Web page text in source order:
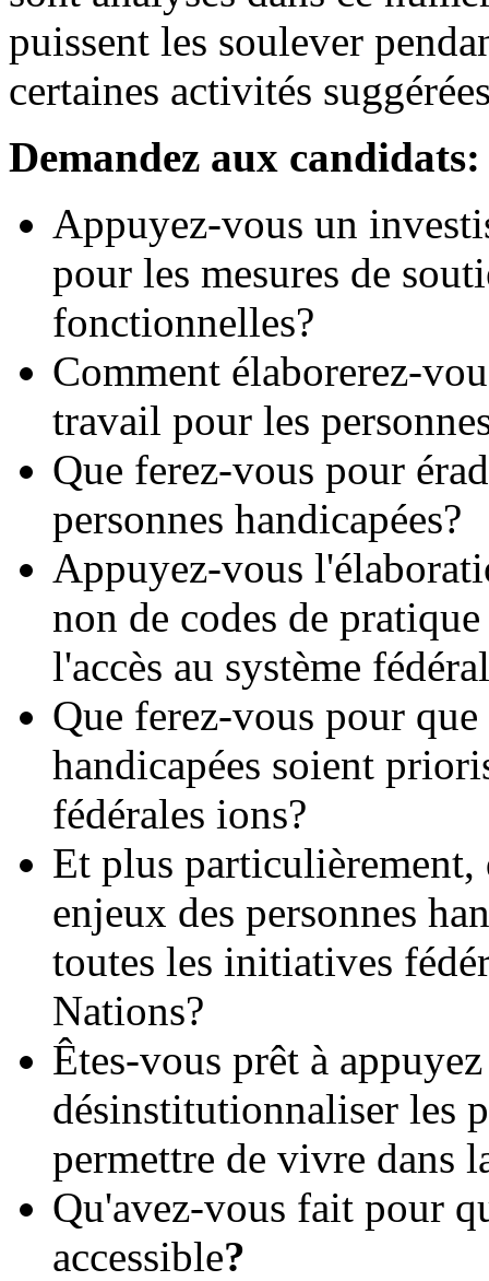
puissent les soulever
certaines activités
Demandez aux candidats:
Appuyez-vous un
pour les mesures de
fonctionnelles?
Comment élaborerez-
travail pour les
Que ferez-vous pour
personnes handicapées?
Appuyez-vous
non de codes de
l'accès au système
Que ferez-vous pour
handicapées soient
fédérales ions?
Et plus particulièrement,
enjeux des personnes
toutes les initiatives
Nations?
Êtes-vous prêt à
désinstitutionnaliser les
permettre de vivre dans
Qu'avez-vous fait pour
accessible?